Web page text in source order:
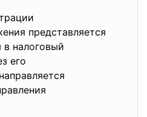
представляется
в налоговый
его
направляется